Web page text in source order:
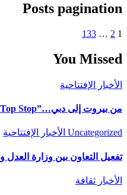
Posts pagination
1
2
…
133
You Missed
الأخبار الإفتتاحية
من بيروت إلى دبي…”Top Stop” اللبنانية تقتحم المعارض الدولية
Uncategorized الأخبار الإفتتاحية
تفعيل التعاون بين وزارة العدل
الأخبار ثقافة